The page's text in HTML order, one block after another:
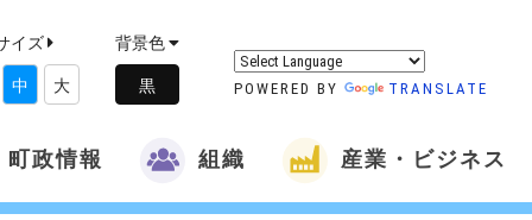
イズ
中 大
背景色
POWERED BY TRANSLATE
町政情報 組織 産業・ビジネス